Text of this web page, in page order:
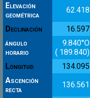
Elevación
geométrica
62.418
Declinación
16.597
ángulo
horario
9.840°O
( 189.840)
Longitud
134.095
Ascención
recta
136.561